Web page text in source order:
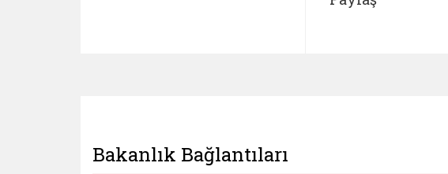
Bakanlık Bağlantıları